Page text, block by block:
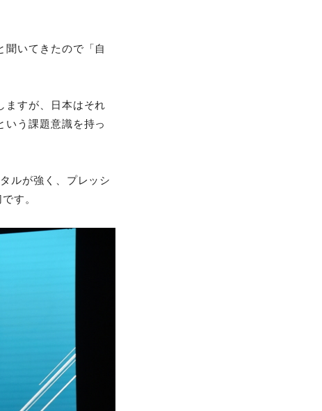
聞いてきたので「自
ますが、日本はそれ
いう課題意識を持っ
ルが強く、プレッシ
す。